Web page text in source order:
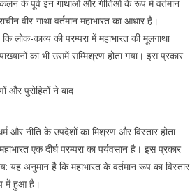
के पूर्व इन गाथाओं और गीतिओं के रूप में वर्तमान
वीर-गाथा वर्तमान महाभारत का आधार है।
लोक-काव्य की परम्परा में महाभारत की मूलगाथा
का भी उसमें सम्मिश्रण होता गया। इस प्रकार
और पुरोहितों ने बाद
और नीति के उपदेशों का मिश्रण और विस्तार होता
एक दीर्घ परम्परा का पर्यवसान है। इस प्रकार
यह अनुमान है कि महाभारत के वर्तमान रूप का विस्तार
में हुआ है।